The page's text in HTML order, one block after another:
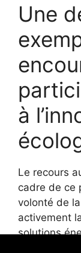
Une
à
Le recours
cadre de ce
volonté de
activement
solutions